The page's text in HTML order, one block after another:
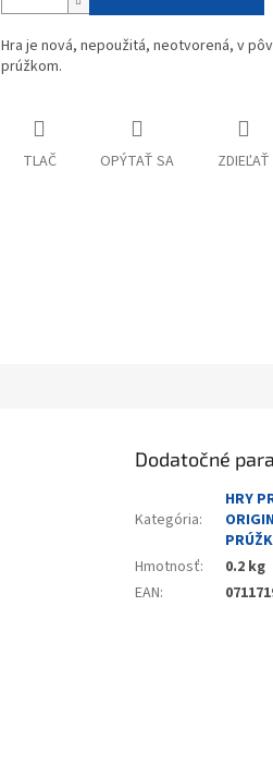
Hra je nová, nepoužitá, neotvorená, v
prúžkom.
TLAČ OPÝTAŤ SA ZDIEĽAŤ
Dodatočné
Kategória:
HRY
Hmotnosť:
0.2 kg
EAN: